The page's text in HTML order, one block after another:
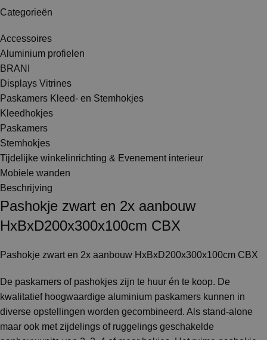
Categorieën
Accessoires
Aluminium profielen
BRANI
Displays Vitrines
Paskamers Kleed- en Stemhokjes
Kleedhokjes
Paskamers
Stemhokjes
Tijdelijke winkelinrichting & Evenement interieur
Mobiele wanden
Beschrijving
Pashokje zwart en 2x aanbouw
HxBxD200x300x100cm CBX
Pashokje zwart en 2x aanbouw HxBxD200x300x100cm CBX
De paskamers of pashokjes zijn te huur én te koop. De
kwalitatief hoogwaardige aluminium paskamers kunnen in
diverse opstellingen worden gecombineerd. Als stand-alone
maar ook met zijdelings of ruggelings geschakelde